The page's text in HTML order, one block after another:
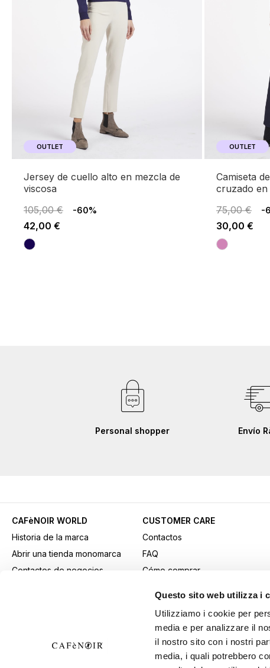
Questo sito web utilizza i
Utilizziamo i cookie per
media e per analizzare il
il nostro sito con i nostri
media, i quali potrebbero
OUTLET
jersey de cuello alto en mezcla de
viscosa
105,00 €
-60%
42,00 €
OUTLET
camiseta de manga larga y escote
cruzado
75,00 €
-
30,00 €
Personal shopper Envío
CAFèNOIR WORLD
Historia de la marca
Abrir una tienda monomarca
Contactos de negocios
CUSTOMER CARE
Contactos
FAQ
Cómo comprar
Transporte
Devoluciones y retiros
Condiciones generales de
venta